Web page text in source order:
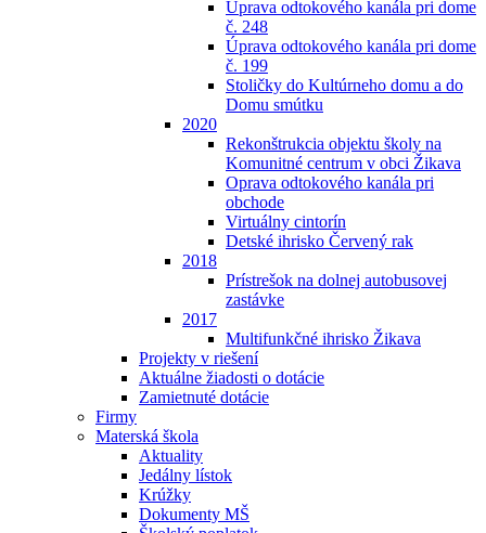
Úprava odtokového kanála pri dome
č. 248
Úprava odtokového kanála pri dome
č. 199
Stoličky do Kultúrneho domu a do
Domu smútku
2020
Rekonštrukcia objektu školy na
Komunitné centrum v obci Žikava
Oprava odtokového kanála pri
obchode
Virtuálny cintorín
Detské ihrisko Červený rak
2018
Prístrešok na dolnej autobusovej
zastávke
2017
Multifunkčné ihrisko Žikava
Projekty v riešení
Aktuálne žiadosti o dotácie
Zamietnuté dotácie
Firmy
Materská škola
Aktuality
Jedálny lístok
Krúžky
Dokumenty MŠ